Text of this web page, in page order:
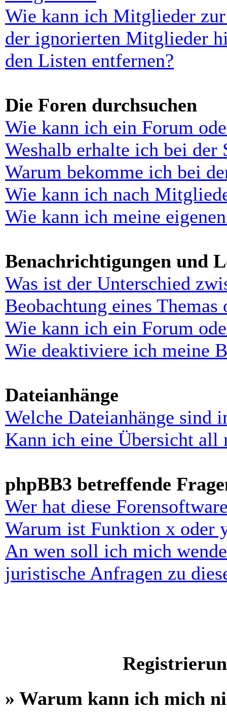
Wie kann ich Mitglieder
der ignorierten Mitglieder
den Listen entfernen?
Die Foren durchsuchen
Wie kann ich ein Forum
Weshalb erhalte ich bei der
Warum bekomme ich bei
Wie kann ich nach
Wie kann ich meine
Benachrichtigungen und
Was ist der Unterschied
Beobachtung eines Themas
Wie kann ich ein Forum
Wie deaktiviere ich meine
Dateianhänge
Welche Dateianhänge sind
Kann ich eine Übersicht all
phpBB3 betreffende
Wer hat diese
Warum ist Funktion x oder
An wen soll ich mich
juristische Anfragen zu
» Warum kann ich mich